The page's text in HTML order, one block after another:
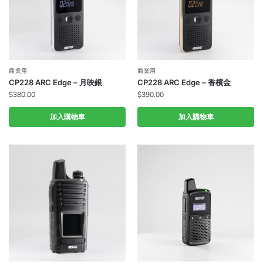
商業用
CP228 ARC Edge – 月映銀
$380.00
加入購物車
商業用
CP228 ARC Edge – 香檳金
$390.00
加入購物車